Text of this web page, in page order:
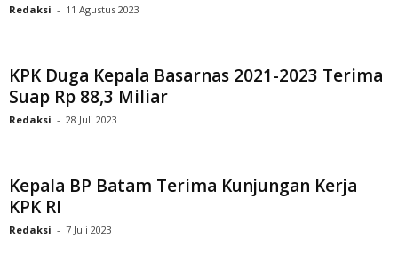
Redaksi - 11 Agustus 2023
KPK Duga Kepala Basarnas 2021-2023 Terima
Suap Rp 88,3 Miliar
Redaksi - 28 Juli 2023
Kepala BP Batam Terima Kunjungan Kerja
KPK RI
Redaksi - 7 Juli 2023